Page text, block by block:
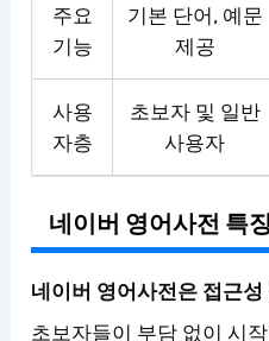
주요
기능
기본 단어, 예문
제공
사용
자층
초보자 및 일반
사용자
네이버 영어사전 특징
네이버 영어사전은 접근
초보자들이 부담 없이 시